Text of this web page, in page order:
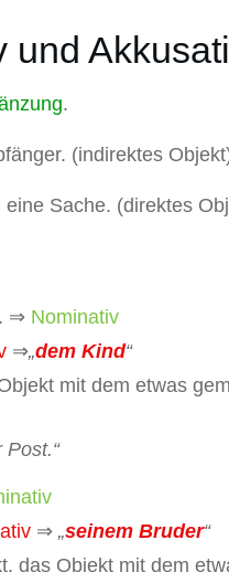
und
.
(indirektes
Sache. (direktes
⇒ Nominativ
⇒„dem Kind“
mit dem etwas
⇒ „seinem Bruder“
das Objekt mit dem